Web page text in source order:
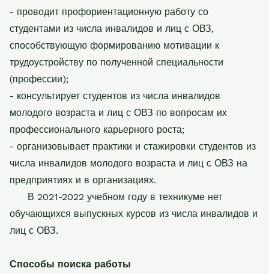
- проводит профориентационную работу со
студентами из числа инвалидов и лиц с ОВЗ,
способствующую формированию мотивации к
трудоустройству по полученной специальности
(профессии);
- консультирует студентов из числа инвалидов
молодого возраста и лиц с ОВЗ по вопросам их
профессионального карьерного роста;
- организовывает практики и стажировки студентов из
числа инвалидов молодого возраста и лиц с ОВЗ на
предприятиях и в организациях.
В 2021-2022 учебном году в техникуме нет
обучающихся выпускных курсов из числа инвалидов и
лиц с ОВЗ.
Способы поиска работы